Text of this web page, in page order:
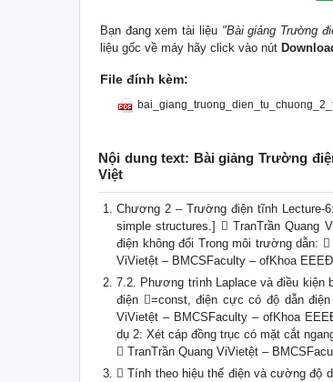
Bạn đang xem tài liệu "Bài giảng Trường
liệu gốc về máy hãy click vào nút
File đính kèm:
Nội dung text: Bài giảng Trường
Việt
Chương 2 – Trường điện tĩnh Lecture-
simple structures.]  TranTrần Quang
điện không đổi Trong môi trường dẫn:
ViVietệt – BMCSFaculty – ofKhoa
7.2. Phương trình Laplace và điều kiện
điện =const, điện cực có độ dẫn
ViVietệt – BMCSFaculty – ofKhoa
dụ 2: Xét cáp đồng trục có mặt cắt
 TranTrần Quang ViVietệt –
 Tính theo hiệu thế điện và cường